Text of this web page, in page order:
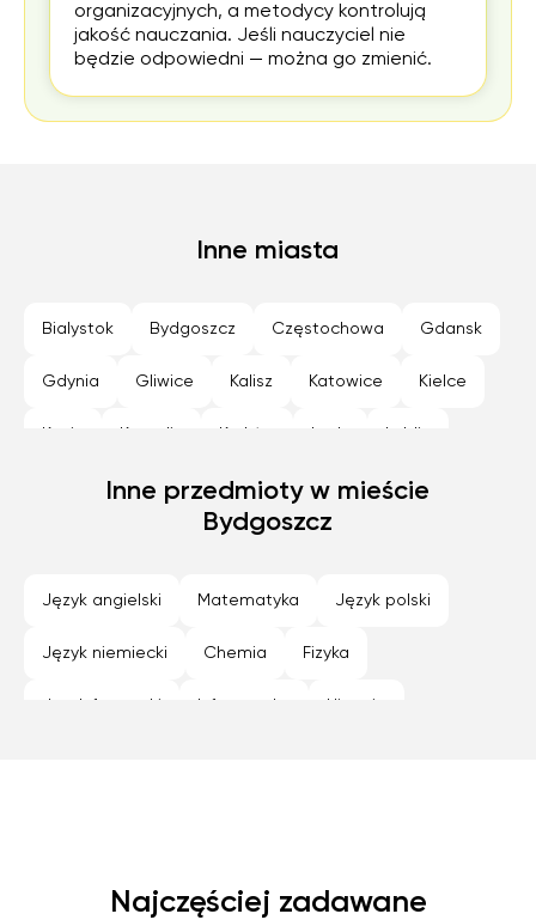
organizacyjnych, a metodycy kontrolują
jakość nauczania. Jeśli nauczyciel nie
będzie odpowiedni — można go zmienić.
Inne miasta
Bialystok Bydgoszcz Częstochowa Gdansk
Gdynia Gliwice Kalisz Katowice Kielce
Konin Koszalin Kraków Lodz Lublin
Nowy Sącz Olsztyn Opole Płock Poznan
Rzeszów
Sosnowiec Szczecin Tarnów Toruń
Warszawa Wroclaw Zabrze
Zielona Góra
Inne przedmioty w mieście
Bydgoszcz
Język angielski Matematyka Język polski
Język niemiecki Chemia Fizyka
Język francuski Informatyka Historia
Najczęściej zadawane